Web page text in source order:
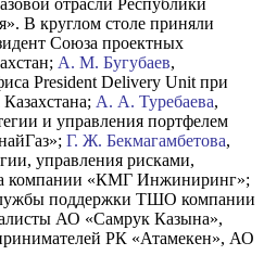
В круглом столе приняли
Союза проектных
А. М. Бугубаев,
President Delivery Unit при
А. А. Туребаева,
и управления портфелем
Г. Ж. Бекмагамбетова,
управления рисками,
компании «КМГ Инжиниринг»;
поддержки ТШО компании
АО «Самрук Казына»,
РК «Атамекен», АО